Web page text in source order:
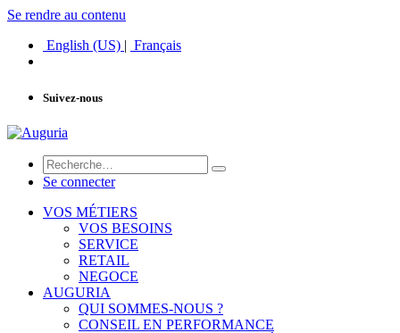
Se rendre au contenu
English (US) | Français
Suivez-nous
Se connecter
VOS MÉTIERS
VOS BESOINS
SERVICE
RETAIL
NEGOCE
AUGURIA
QUI SOMMES-NOUS ?
CONSEIL EN PERFORMANCE